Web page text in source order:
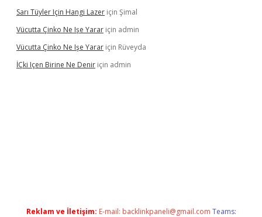
Sarı Tüyler Için Hangi Lazer için Şimal
Vücutta Çinko Ne Işe Yarar için admin
Vücutta Çinko Ne Işe Yarar için Rüveyda
İÇki Içen Birine Ne Denir için admin
Reklam ve İletişim: E-mail: backlinkpaneli@gmail.com Teams: